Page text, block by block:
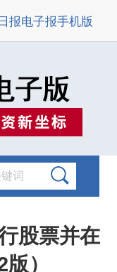
报电子报手机版
股票并在
）